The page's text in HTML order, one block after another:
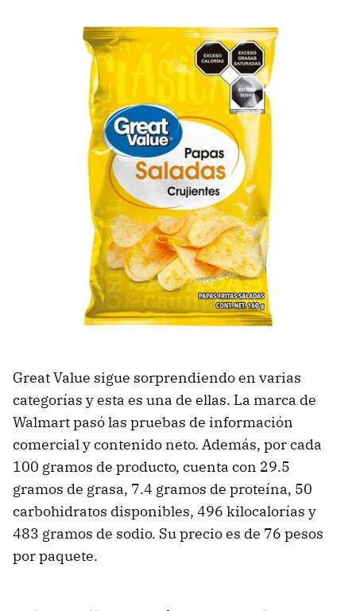
Great Value sigue sorprendiendo en varias
categorías y esta es una de ellas. La marca de
Walmart pasó las pruebas de información
comercial y contenido neto. Además, por cada
100 gramos de producto, cuenta con 29.5
gramos de grasa, 7.4 gramos de proteína, 50
carbohidratos disponibles, 496 kilocalorías y
483 gramos de sodio. Su precio es de 76 pesos
por paquete.